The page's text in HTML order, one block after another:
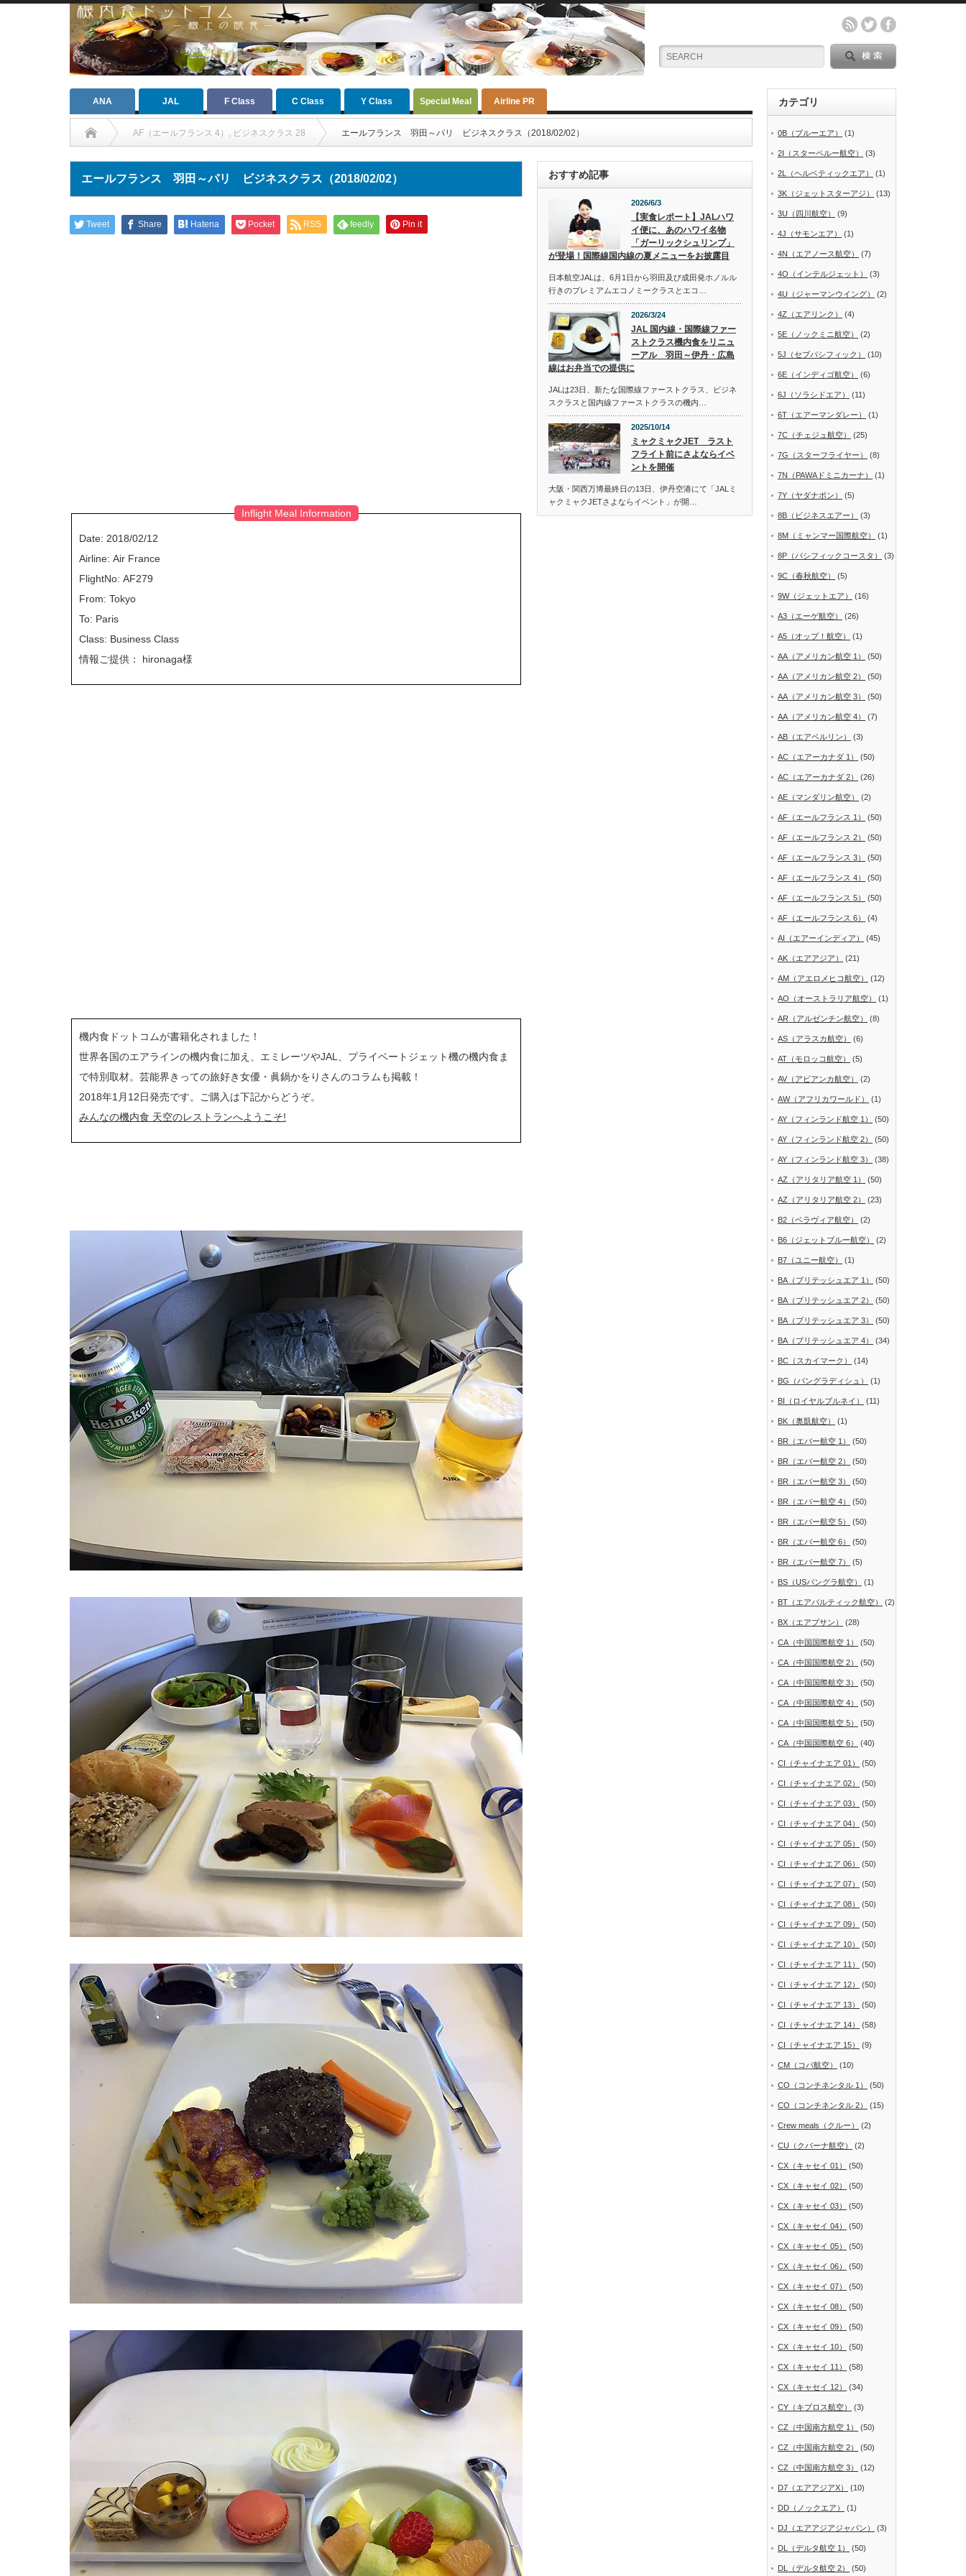
ANA JAL F Class C Class Y Class Special Meal Airline PR
AF（エールフランス 4） , ビジネスクラス 28 エールフランス 羽田～パリ ビジネスクラス（2018/02/02）
エールフランス 羽田～パリ ビジネスクラス（2018/02/02）
Tweet Share Hatena Pocket RSS feedly Pin it
Inflight Meal Information
Date: 2018/02/12
Airline: Air France
FlightNo: AF279
From: Tokyo
To: Paris
Class: Business Class
情報ご提供： hironaga​様
機内食ドットコムが書籍化されました！
世界各国のエアラインの機内食に加え、エミレーツやJAL、プライベートジェット機の機内食ま
で特別取材。芸能界きっての旅好き女優・眞鍋かをりさんのコラムも掲載！
2018年1月12日発売です。ご購入は下記からどうぞ。
みんなの機内食 天空のレストランへようこそ!
おすすめ記事
2026/6/3
【実食レポート】JALハワ
イ便に、あのハワイ名物
「ガーリックシュリンプ」
が登場！国際線国内線の夏メニューをお披露目
日本航空JALは、6月1日から羽田及び成田発ホノルル
行きのプレミアムエコノミークラスとエコ…
2026/3/24
JAL 国内線・国際線ファー
ストクラス機内食をリニュ
ーアル 羽田～伊丹・広島
線はお弁当での提供に
JALは23日、新たな国際線ファーストクラス、ビジネ
スクラスと国内線ファーストクラスの機内…
2025/10/14
ミャクミャクJET ラスト
フライト前にさよならイベ
ントを開催
大阪・関西万博最終日の13日、伊丹空港にて「JALミ
ャクミャクJETさよならイベント」が開…
カテゴリ
0B（ブルーエア） (1)
2I（スターペルー航空） (3)
2L（ヘルベティックエア） (1)
3K（ジェットスターアジ） (13)
3U（四川航空） (9)
4J（サモンエア） (1)
4N（エアノース航空） (7)
4O（インテルジェット） (3)
4U（ジャーマンウイング） (2)
4Z（エアリンク） (4)
5E（ノックミニ航空） (2)
5J（セブパシフィック） (10)
6E（インディゴ航空） (6)
6J（ソラシドエア） (11)
6T（エアーマンダレー） (1)
7C（チェジュ航空） (25)
7G（スターフライヤー） (8)
7N（PAWAドミニカーナ） (1)
7Y（ヤダナポン） (5)
8B（ビジネスエアー） (3)
8M（ミャンマー国際航空） (1)
8P（パシフィックコースタ） (3)
9C（春秋航空） (5)
9W（ジェットエア） (16)
A3（エーゲ航空） (26)
A5（オップ！航空） (1)
AA（アメリカン航空 1） (50)
AA（アメリカン航空 2） (50)
AA（アメリカン航空 3） (50)
AA（アメリカン航空 4） (7)
AB（エアベルリン） (3)
AC（エアーカナダ 1） (50)
AC（エアーカナダ 2） (26)
AE（マンダリン航空） (2)
AF（エールフランス 1） (50)
AF（エールフランス 2） (50)
AF（エールフランス 3） (50)
AF（エールフランス 4） (50)
AF（エールフランス 5） (50)
AF（エールフランス 6） (4)
AI（エアーインディア） (45)
AK（エアアジア） (21)
AM（アエロメヒコ航空） (12)
AO（オーストラリア航空） (1)
AR（アルゼンチン航空） (8)
AS（アラスカ航空） (6)
AT（モロッコ航空） (5)
AV（アビアンカ航空） (2)
AW（アフリカワールド） (1)
AY（フィンランド航空 1） (50)
AY（フィンランド航空 2） (50)
AY（フィンランド航空 3） (38)
AZ（アリタリア航空 1） (50)
AZ（アリタリア航空 2） (23)
B2（ベラヴィア航空） (2)
B6（ジェットブルー航空） (2)
B7（ユニー航空） (1)
BA（ブリテッシュエア 1） (50)
BA（ブリテッシュエア 2） (50)
BA（ブリテッシュエア 3） (50)
BA（ブリテッシュエア 4） (34)
BC（スカイマーク） (14)
BG（バングラディシュ） (1)
BI（ロイヤルブルネイ） (11)
BK（奥凱航空） (1)
BR（エバー航空 1） (50)
BR（エバー航空 2） (50)
BR（エバー航空 3） (50)
BR（エバー航空 4） (50)
BR（エバー航空 5） (50)
BR（エバー航空 6） (50)
BR（エバー航空 7） (5)
BS（USバングラ航空） (1)
BT（エアバルティック航空） (2)
BX（エアプサン） (28)
CA（中国国際航空 1） (50)
CA（中国国際航空 2） (50)
CA（中国国際航空 3） (50)
CA（中国国際航空 4） (50)
CA（中国国際航空 5） (50)
CA（中国国際航空 6） (40)
CI（チャイナエア 01） (50)
CI（チャイナエア 02） (50)
CI（チャイナエア 03） (50)
CI（チャイナエア 04） (50)
CI（チャイナエア 05） (50)
CI（チャイナエア 06） (50)
CI（チャイナエア 07） (50)
CI（チャイナエア 08） (50)
CI（チャイナエア 09） (50)
CI（チャイナエア 10） (50)
CI（チャイナエア 11） (50)
CI（チャイナエア 12） (50)
CI（チャイナエア 13） (50)
CI（チャイナエア 14） (58)
CI（チャイナエア 15） (9)
CM（コパ航空） (10)
CO（コンチネンタル 1） (50)
CO（コンチネンタル 2） (15)
Crew meals（クルー） (2)
CU（クバーナ航空） (2)
CX（キャセイ 01） (50)
CX（キャセイ 02） (50)
CX（キャセイ 03） (50)
CX（キャセイ 04） (50)
CX（キャセイ 05） (50)
CX（キャセイ 06） (50)
CX（キャセイ 07） (50)
CX（キャセイ 08） (50)
CX（キャセイ 09） (50)
CX（キャセイ 10） (50)
CX（キャセイ 11） (58)
CX（キャセイ 12） (34)
CY（キプロス航空） (3)
CZ（中国南方航空 1） (50)
CZ（中国南方航空 2） (50)
CZ（中国南方航空 3） (12)
D7（エアアジアX） (10)
DD（ノックエア） (1)
DJ（エアアジアジャパン） (3)
DL（デルタ航空 1） (50)
DL（デルタ航空 2） (50)